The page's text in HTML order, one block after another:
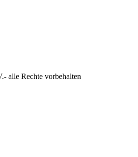
alle Rechte vorbehalten